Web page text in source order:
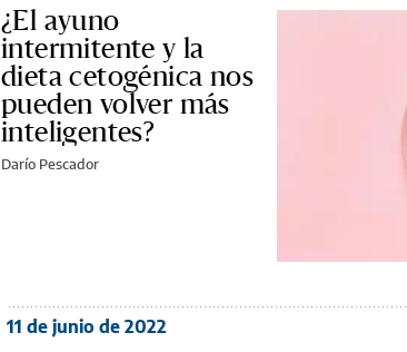
¿El ayuno
intermitente y la
dieta cetogénica nos
pueden volver más
inteligentes?
Darío Pescador
11 de junio de 2022